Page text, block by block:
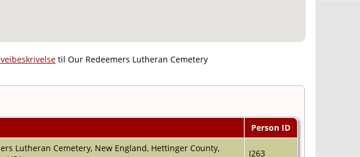
til Our Redeemers Lutheran Cemetery
Person ID
Lutheran Cemetery, New England, Hettinger County,
I263